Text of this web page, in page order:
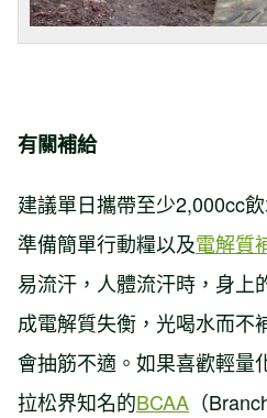
有關補給
建議單日攜帶至少2,000cc
準備簡單行動糧以及電解質
易流汗，人體流汗時，身上
成電解質失衡，光喝水而不
會抽筋不適。如果喜歡輕量
拉松界知名的BCAA （